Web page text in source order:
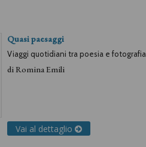
Quasi paesaggi
Viaggi quotidiani tra poesia e fotografia
diRomina Emili
Vai al dettaglio